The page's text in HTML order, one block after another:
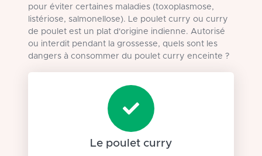
pour éviter certaines maladies (toxoplasmose,
listériose, salmonellose). Le poulet curry ou curry
de poulet est un plat d'origine indienne. Autorisé
ou interdit pendant la grossesse, quels sont les
dangers à consommer du poulet curry enceinte ?
Le poulet curry